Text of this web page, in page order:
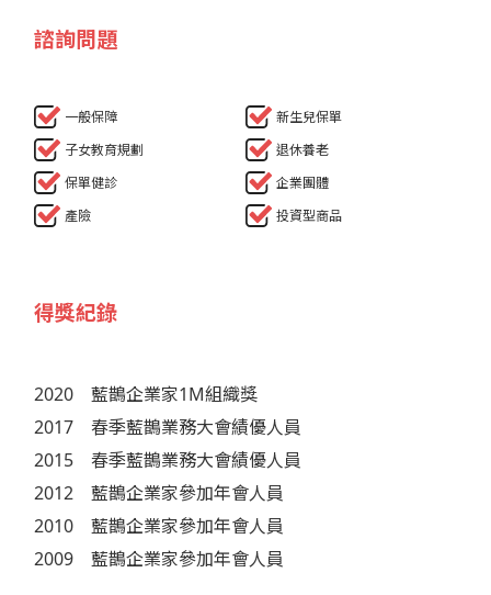
諮詢問題
一般保障
新生兒保單
子女教育規劃
退休養老
保單健診
企業團體
產險
投資型商品
得獎紀錄
2020
藍鵲企業家1M組織獎
2017
春季藍鵲業務大會績優人員
2015
春季藍鵲業務大會績優人員
2012
藍鵲企業家參加年會人員
2010
藍鵲企業家參加年會人員
2009
藍鵲企業家參加年會人員